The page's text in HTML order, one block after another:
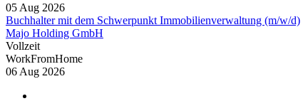
05 Aug 2026
Buchhalter mit dem Schwerpunkt Immobilienverwaltung (m/w/d)
Majo Holding GmbH
Vollzeit
WorkFromHome
06 Aug 2026